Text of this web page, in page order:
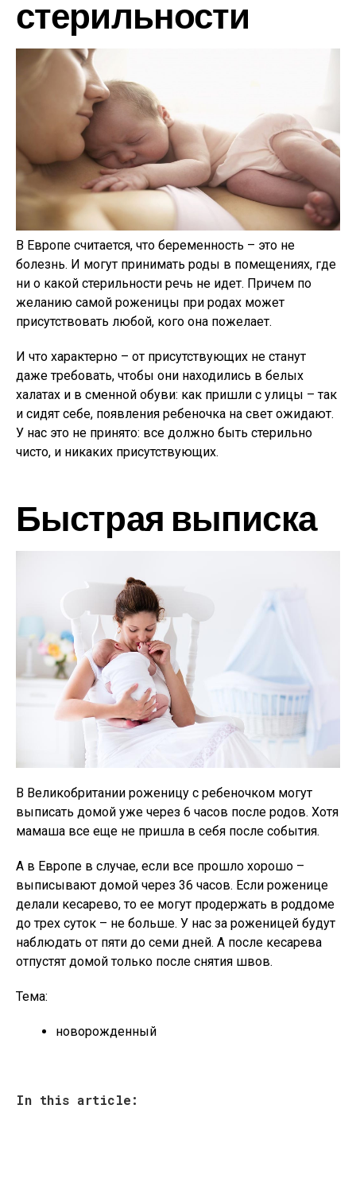
стерильности
В Европе считается, что беременность – это не
болезнь. И могут принимать роды в помещениях, где
ни о какой стерильности речь не идет. Причем по
желанию самой роженицы при родах может
присутствовать любой, кого она пожелает.
И что характерно – от присутствующих не станут
даже требовать, чтобы они находились в белых
халатах и в сменной обуви: как пришли с улицы – так
и сидят себе, появления ребеночка на свет ожидают.
У нас это не принято: все должно быть стерильно
чисто, и никаких присутствующих.
Быстрая выписка
В Великобритании роженицу с ребеночком могут
выписать домой уже через 6 часов после родов. Хотя
мамаша все еще не пришла в себя после события.
А в Европе в случае, если все прошло хорошо –
выписывают домой через 36 часов. Если роженице
делали кесарево, то ее могут продержать в роддоме
до трех суток – не больше. У нас за роженицей будут
наблюдать от пяти до семи дней. А после кесарева
отпустят домой только после снятия швов.
Тема:
новорожденный
In this article: